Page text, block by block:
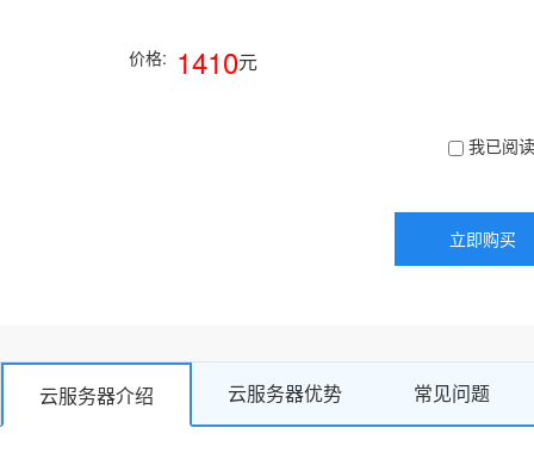
价格: 1410元
我已阅
云服务器介绍 云服务器优势 常见问题